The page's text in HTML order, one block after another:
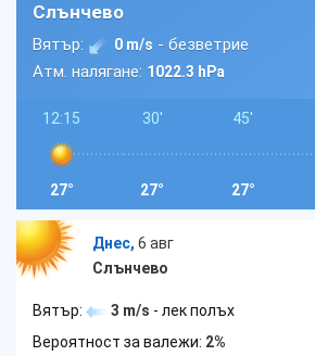
Слънчево
Вятър: 0 m/s - безветрие
Атм. налягане: 1022.3 hPa
12:15
27°
30'
27°
45'
27°
Днес, 6 авг
Слънчево
Вятър: 3 m/s - лек полъх
Вероятност за валежи: 2%